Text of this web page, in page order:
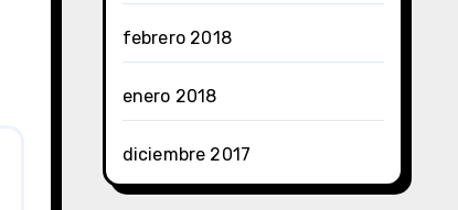
febrero 2018
enero 2018
diciembre 2017